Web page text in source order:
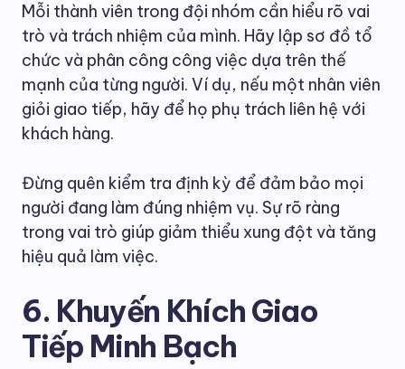
Mỗi thành viên trong đội nhóm cần hiểu rõ vai
trò và trách nhiệm của mình. Hãy lập sơ đồ tổ
chức và phân công công việc dựa trên thế
mạnh của từng người. Ví dụ, nếu một nhân viên
giỏi giao tiếp, hãy để họ phụ trách liên hệ với
khách hàng.
Đừng quên kiểm tra định kỳ để đảm bảo mọi
người đang làm đúng nhiệm vụ. Sự rõ ràng
trong vai trò giúp giảm thiểu xung đột và tăng
hiệu quả làm việc.
6. Khuyến Khích Giao
Tiếp Minh Bạch